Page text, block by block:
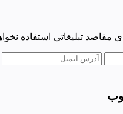
تبلیغاتی استفاده